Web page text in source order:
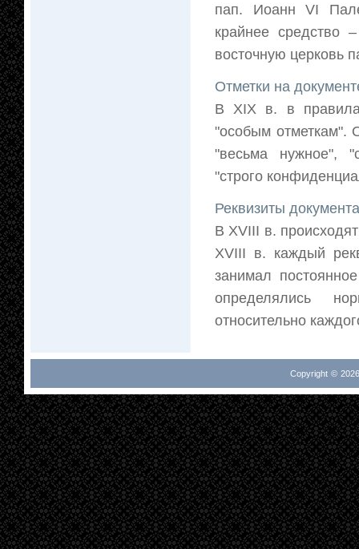
пап. Иоанн VI
крайнее средство
восточную церковь
Отметки на
В XIX в. в
"особым отметкам".
"весьма нужное",
"строго
Реквизиты
В XVIII в.
XVIII в. каждый
занимал
определялись
относительно
Copyright ©